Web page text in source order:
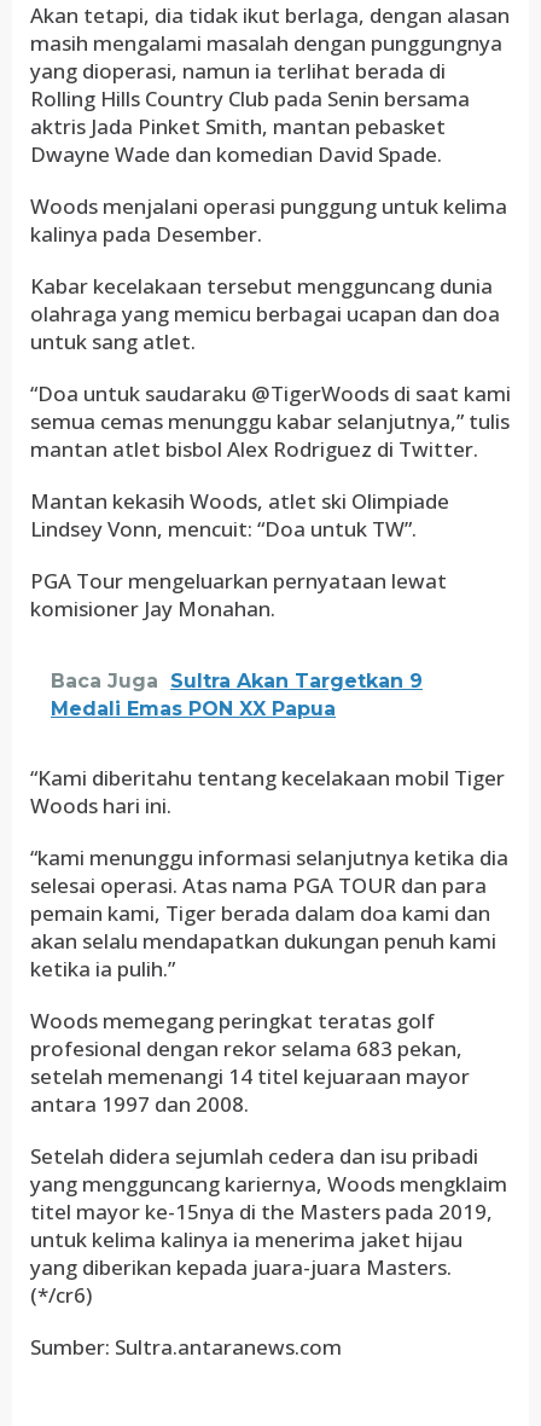
Akan tetapi, dia tidak ikut berlaga, dengan alasan
masih mengalami masalah dengan punggungnya
yang dioperasi, namun ia terlihat berada di
Rolling Hills Country Club pada Senin bersama
aktris Jada Pinket Smith, mantan pebasket
Dwayne Wade dan komedian David Spade.
Woods menjalani operasi punggung untuk kelima
kalinya pada Desember.
Kabar kecelakaan tersebut mengguncang dunia
olahraga yang memicu berbagai ucapan dan doa
untuk sang atlet.
“Doa untuk saudaraku @TigerWoods di saat kami
semua cemas menunggu kabar selanjutnya,” tulis
mantan atlet bisbol Alex Rodriguez di Twitter.
Mantan kekasih Woods, atlet ski Olimpiade
Lindsey Vonn, mencuit: “Doa untuk TW”.
PGA Tour mengeluarkan pernyataan lewat
komisioner Jay Monahan.
Baca Juga
Sultra Akan Targetkan 9
Medali Emas PON XX Papua
“Kami diberitahu tentang kecelakaan mobil Tiger
Woods hari ini.
“kami menunggu informasi selanjutnya ketika dia
selesai operasi. Atas nama PGA TOUR dan para
pemain kami, Tiger berada dalam doa kami dan
akan selalu mendapatkan dukungan penuh kami
ketika ia pulih.”
Woods memegang peringkat teratas golf
profesional dengan rekor selama 683 pekan,
setelah memenangi 14 titel kejuaraan mayor
antara 1997 dan 2008.
Setelah didera sejumlah cedera dan isu pribadi
yang mengguncang kariernya, Woods mengklaim
titel mayor ke-15nya di the Masters pada 2019,
untuk kelima kalinya ia menerima jaket hijau
yang diberikan kepada juara-juara Masters.
(*/cr6)
Sumber: Sultra.antaranews.com